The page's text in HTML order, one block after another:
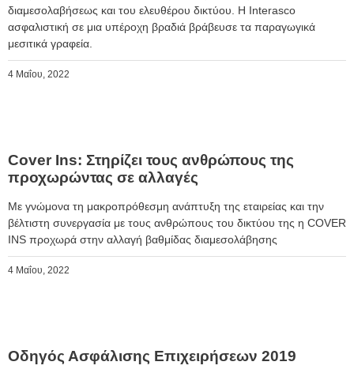
διαμεσολαβήσεως και του ελευθέρου δικτύου. Η Interasco
ασφαλιστική σε μια υπέροχη βραδιά βράβευσε τα παραγωγικά
μεσιτικά γραφεία.
4 Μαΐου, 2022
Cover Ins: Στηρίζει τους ανθρώπους της
προχωρώντας σε αλλαγές
Mε γνώμονα τη μακροπρόθεσμη ανάπτυξη της εταιρείας και την
βέλτιστη συνεργασία με τους ανθρώπους του δικτύου της η COVER
INS προχωρά στην αλλαγή βαθμίδας διαμεσολάβησης
4 Μαΐου, 2022
Οδηγός Ασφάλισης Επιχειρήσεων 2019